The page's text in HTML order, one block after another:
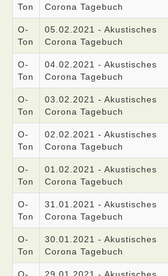
Ton
Corona Tagebuch
O-
Ton
05.02.2021 - Akustisches
Corona Tagebuch
O-
Ton
04.02.2021 - Akustisches
Corona Tagebuch
O-
Ton
03.02.2021 - Akustisches
Corona Tagebuch
O-
Ton
02.02.2021 - Akustisches
Corona Tagebuch
O-
Ton
01.02.2021 - Akustisches
Corona Tagebuch
O-
Ton
31.01.2021 - Akustisches
Corona Tagebuch
O-
Ton
30.01.2021 - Akustisches
Corona Tagebuch